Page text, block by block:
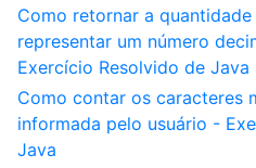
Como retornar a
representar um número
Exercício Resolvido de Java
Como contar os caracteres
informada pelo usuário -
Java